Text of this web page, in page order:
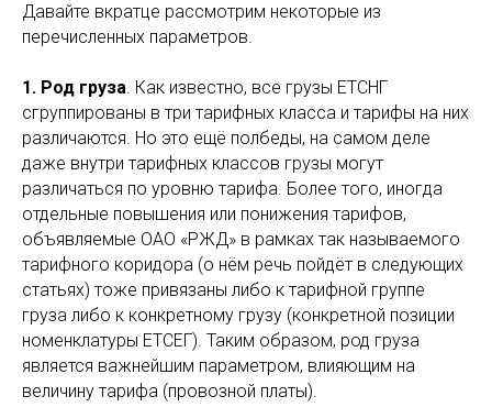
Давайте вкратце рассмотрим некоторые из
перечисленных параметров.
1. Род груза. Как известно, все грузы ЕТСНГ
сгруппированы в три тарифных класса и тарифы на них
различаются. Но это ещё полбеды, на самом деле
даже внутри тарифных классов грузы могут
различаться по уровню тарифа. Более того, иногда
отдельные повышения или понижения тарифов,
объявляемые ОАО «РЖД» в рамках так называемого
тарифного коридора (о нём речь пойдёт в следующих
статьях) тоже привязаны либо к тарифной группе
груза либо к конкретному грузу (конкретной позиции
номенклатуры ЕТСЕГ). Таким образом, род груза
является важнейшим параметром, влияющим на
величину тарифа (провозной платы).